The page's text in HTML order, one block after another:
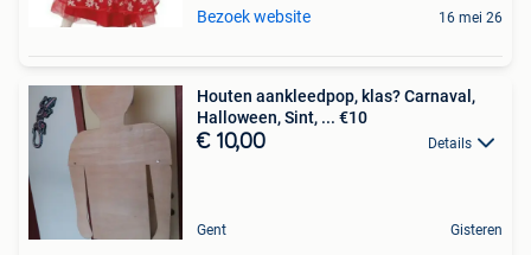
Bezoek website 16 mei 26
Houten aankleedpop, klas? Carnaval,
Halloween, Sint, ... €10
€ 10,00 Details
Gent Gisteren